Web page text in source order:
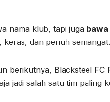
nama klub, tapi juga bawa
dan penuh semangat.
berikutnya, Blacksteel FC
jadi salah satu tim paling